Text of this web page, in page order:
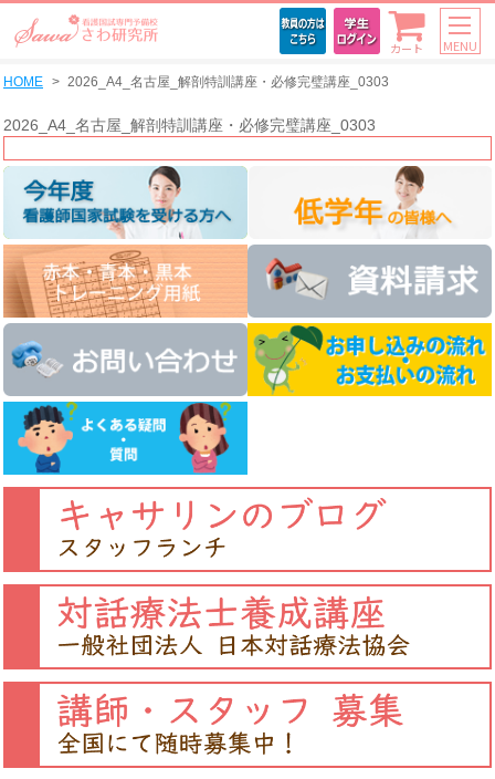
カート MENU
HOME 2026_A4_名古屋_解剖特訓講座・必修完璧講座_0303
2026_A4_名古屋_解剖特訓講座・必修完璧講座_0303